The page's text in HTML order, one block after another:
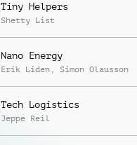
Tiny Helpers
Shetty List
Nano Energy
Erik Liden , Simon Olausson
Tech Logistics
Jeppe Reil